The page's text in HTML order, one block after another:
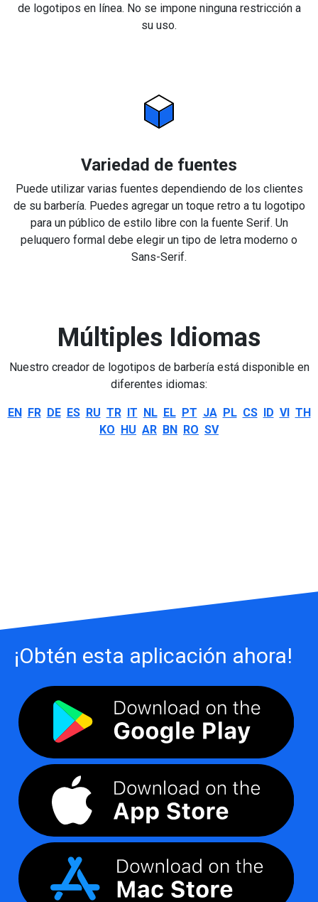
de logotipos en línea. No se impone ninguna restricción a
su uso.
Variedad de fuentes
Puede utilizar varias fuentes dependiendo de los clientes
de su barbería. Puedes agregar un toque retro a tu logotipo
para un público de estilo libre con la fuente Serif. Un
peluquero formal debe elegir un tipo de letra moderno o
Sans-Serif.
Múltiples Idiomas
Nuestro creador de logotipos de barbería está disponible en
diferentes idiomas:
EN FR DE ES RU TR IT NL EL PT JA PL CS ID VI TH
KO HU AR BN RO SV
¡Obtén esta aplicación ahora!